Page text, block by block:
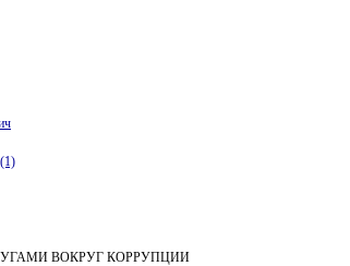
ВОКРУГ КОРРУПЦИИ